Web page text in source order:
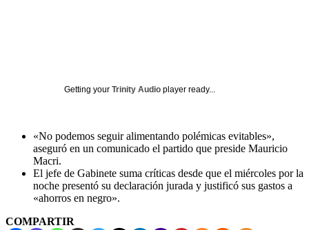
Getting your Trinity Audio player ready...
«No podemos seguir alimentando polémicas evitables»,
aseguró en un comunicado el partido que preside Mauricio
Macri.
El jefe de Gabinete suma críticas desde que el miércoles por la
noche presentó su declaración jurada y justificó sus gastos a
«ahorros en negro».
COMPARTIR